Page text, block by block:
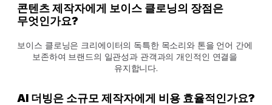
콘텐츠 제작자에게 보이스 클로닝의 장점은
무엇인가요?
보이스 클로닝은 크리에이터의 독특한 목소리와 톤을 언어 간에
보존하여 브랜드의 일관성과 관객과의 개인적인 연결을
유지합니다.
AI 더빙은 소규모 제작자에게 비용 효율적인가요?